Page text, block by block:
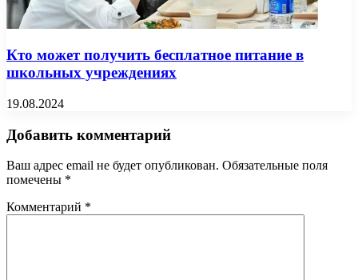
Кто может получить бесплатное питание в
школьных учреждениях
19.08.2024
Добавить комментарий
Ваш адрес email не будет опубликован. Обязательные поля
помечены *
Комментарий *